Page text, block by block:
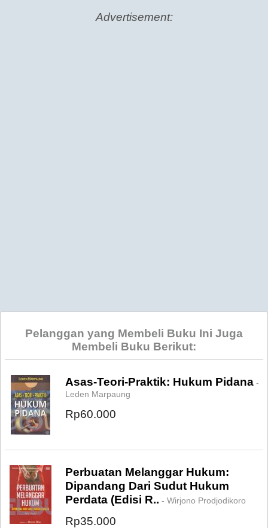
Advertisement:
Pelanggan yang Membeli Buku Ini Juga
Membeli Buku Berikut:
Asas-Teori-Praktik: Hukum Pidana -
Leden Marpaung
Rp60.000
Perbuatan Melanggar Hukum:
Dipandang Dari Sudut Hukum
Perdata (Edisi R.. - Wirjono Prodjodikoro
Rp35.000